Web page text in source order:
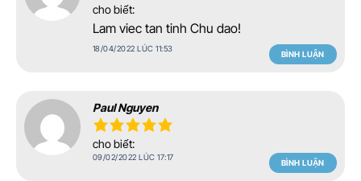
cho biết:
Lam viec tan tinh Chu dao!
18/04/2022 LÚC 11:53
BÌNH LUẬN
Paul Nguyen
cho biết:
09/02/2022 LÚC 17:17
BÌNH LUẬN